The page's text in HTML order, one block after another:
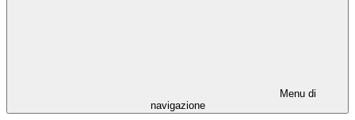
Menu di
navigazione